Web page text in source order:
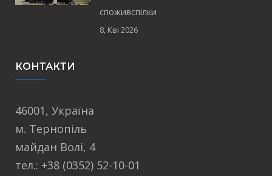
споживспілки
8, Кві 2026
КОНТАКТИ
46001, Україна
м. Тернопіль
майдан Волі, 4
тел.: +38 (0352) 52-10-01